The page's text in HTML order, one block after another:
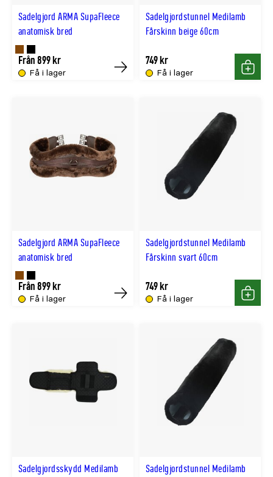
Sadelgjord ARMA SupaFleece
anatomisk bred
Finns
Finns
Få i lager
Från 899 kr
Köp
Sadelgjordstunnel Medilamb
Fårskinn beige 60cm
Få i lager
749 kr
Köp
Sadelgjord ARMA SupaFleece
anatomisk bred
Finns
Finns
Få i lager
Från 899 kr
Köp
Sadelgjordstunnel Medilamb
Fårskinn svart 60cm
Få i lager
749 kr
Köp
Sadelgjordsskydd Medilamb
Sadelgjordstunnel Medilamb